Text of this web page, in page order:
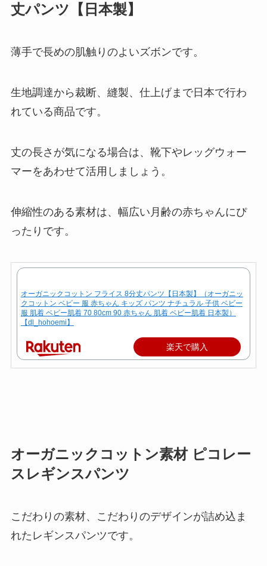
丈パンツ【日本製】
薄手で長めの肌触りのよいズボンです。
生地調達から裁断、縫製、仕上げまで日本で行わ
れている商品です。
丈の長さが気になる場合は、靴下やレッグウォー
マーをあわせて活用しましょう。
伸縮性のある素材は、幅広い月齢の赤ちゃんにぴ
ったりです。
オーガニックコットン フライス 8分丈パンツ【日本製】（オーガニッ
クコットン ベビー 服 赤ちゃん キッズ パンツ ナチュラル 子供 ベビー
服 肌着 ベビー肌着 70 80cm 90 赤ちゃん 肌着 ベビー肌着 日本製）
【dl_hohoemi】
楽天で購入
オーガニックコットン素材 ピコレー
スレギンスパンツ
こだわりの素材、こだわりのデザインが詰め込ま
れたレギンスパンツです。